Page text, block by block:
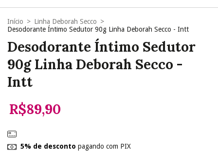
Início > Linha Deborah Secco >
Desodorante Íntimo Sedutor 90g Linha Deborah Secco - Intt
Desodorante Íntimo Sedutor
90g Linha Deborah Secco -
Intt
R$89,90
5% de desconto pagando com PIX